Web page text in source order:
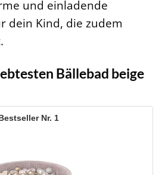
und einladende
dein Kind, die zudem
Bällebad beige
1